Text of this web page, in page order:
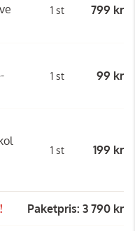
1 st 799 kr
1 st 99 kr
1 st 199 kr
Paketpris: 3 790 kr